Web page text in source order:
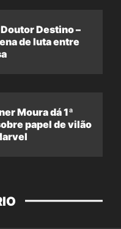
Destino –
de luta entre
Moura dá 1ª
papel de vilão